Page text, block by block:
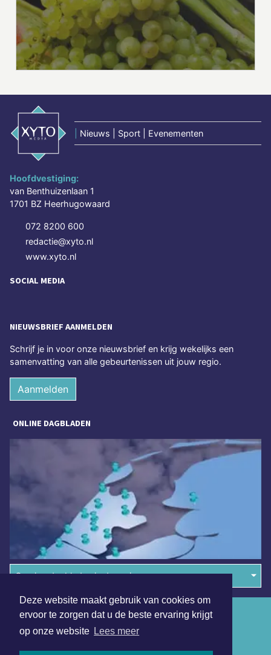
Deze website maakt gebruik van cookies om
ervoor te zorgen dat u de beste ervaring krijgt
op onze website Lees meer
Nieuws | Sport | Evenementen
Hoofdvestiging:
van Benthuizenlaan 1
1701 BZ Heerhugowaard
072 8200 600
redactie@xyto.nl
www.xyto.nl
SOCIAL MEDIA
NIEUWSBRIEF AANMELDEN
Schrijf je in voor onze nieuwsbrief en krijg wekelijks een
samenvatting van alle gebeurtenissen uit jouw regio.
Aanmelden
ONLINE DAGBLADEN
Overige dagbladen in de regio
Algemene voorwaarden
Disclaimer